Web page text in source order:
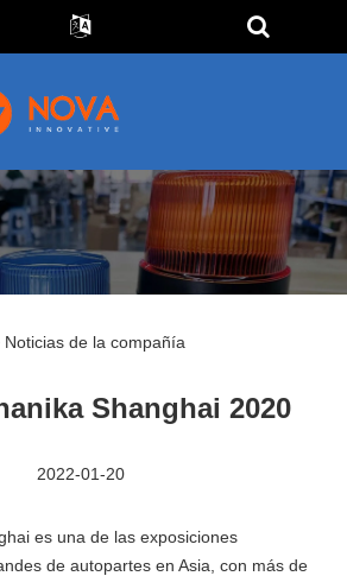
Noticias de la compañía
Shanghai 2020
2022-01-20
es una de las exposiciones
de autopartes en Asia, con más de